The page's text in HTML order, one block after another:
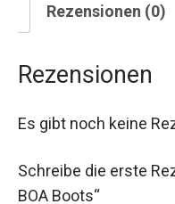
Rezensionen (0)
Rezensionen
Es gibt noch keine
Schreibe die erste
BOA Boots“